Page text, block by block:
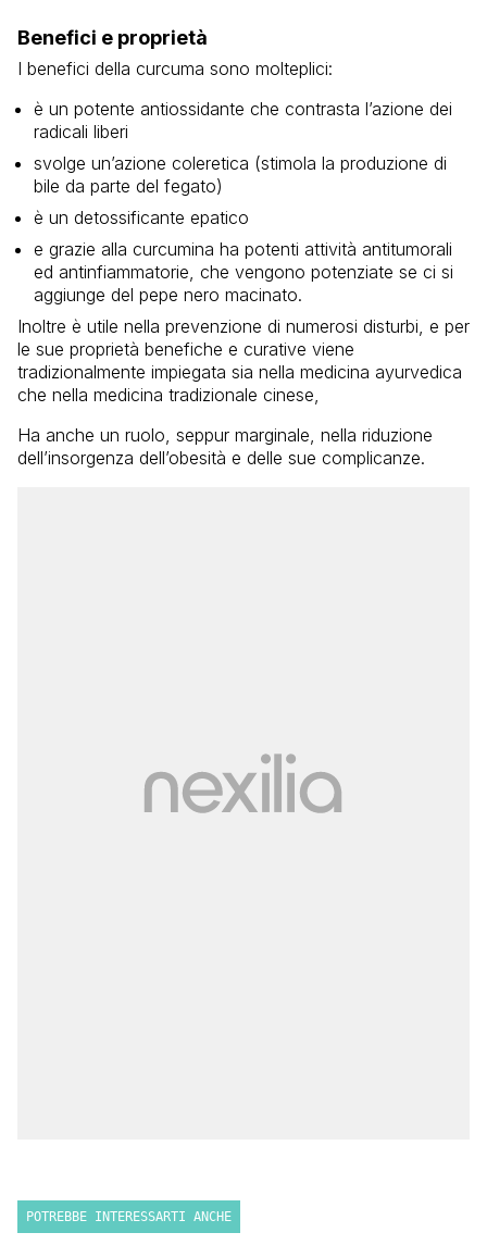
Benefici e proprietà
I benefici della curcuma sono molteplici:
è un potente antiossidante che contrasta l’azione dei
radicali liberi
svolge un’azione coleretica (stimola la produzione di
bile da parte del fegato)
è un detossificante epatico
e grazie alla curcumina ha potenti attività antitumorali
ed antinfiammatorie, che vengono potenziate se ci si
aggiunge del pepe nero macinato.
Inoltre è utile nella prevenzione di numerosi disturbi, e per
le sue proprietà benefiche e curative viene
tradizionalmente impiegata sia nella medicina ayurvedica
che nella medicina tradizionale cinese,
Ha anche un ruolo, seppur marginale, nella riduzione
dell’insorgenza dell’obesità e delle sue complicanze.
POTREBBE INTERESSARTI ANCHE